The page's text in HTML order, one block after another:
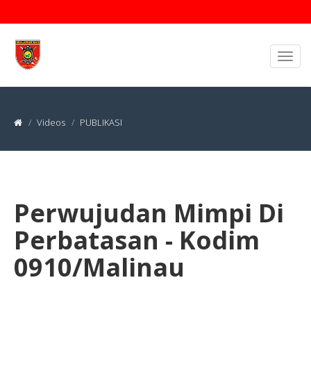
Videos PUBLIKASI
Perwujudan Mimpi Di
Perbatasan - Kodim
0910/Malinau